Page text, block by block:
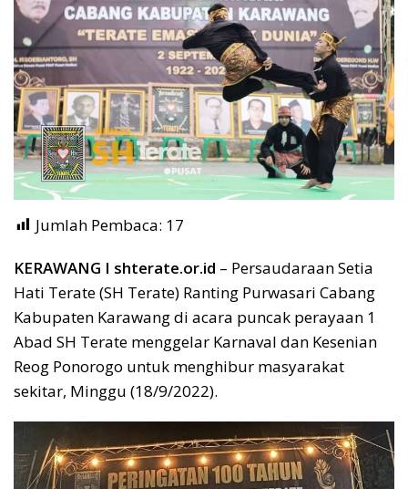
Jumlah Pembaca: 17
KERAWANG I shterate.or.id – Persaudaraan Setia
Hati Terate (SH Terate) Ranting Purwasari Cabang
Kabupaten Karawang di acara puncak perayaan 1
Abad SH Terate menggelar Karnaval dan Kesenian
Reog Ponorogo untuk menghibur masyarakat
sekitar, Minggu (18/9/2022).